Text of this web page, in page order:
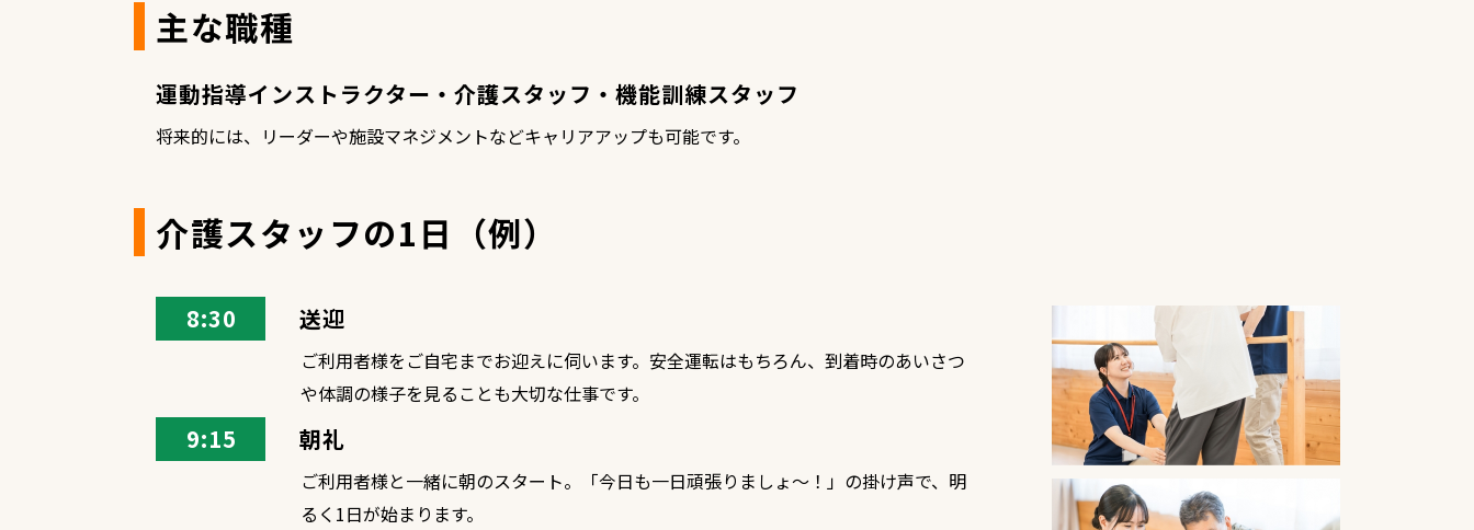
主な職種
運動指導インストラクター・介護スタッフ・機能訓練スタッフ
将来的には、リーダーや施設マネジメントなどキャリアアップも可能です。
介護スタッフの1日（例）
8:30 送迎
ご利用者様をご自宅までお迎えに伺います。安全運転はもちろん、到着時のあいさつ
や体調の様子を見ることも大切な仕事です。
9:15 朝礼
ご利用者様と一緒に朝のスタート。「今日も一日頑張りましょ～！」の掛け声で、明
るく1日が始まります。